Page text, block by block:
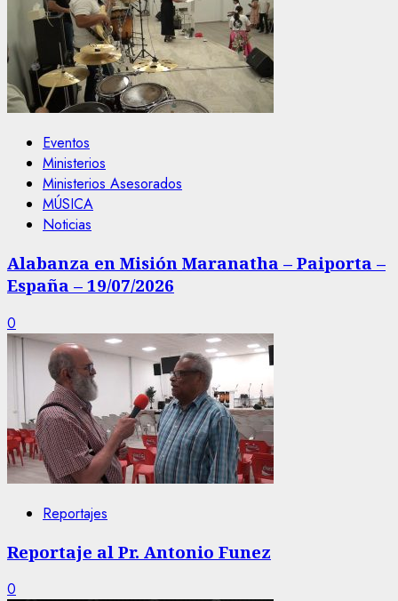
Eventos
Ministerios
Ministerios Asesorados
MÚSICA
Noticias
Alabanza en Misión Maranatha – Paiporta –
España – 19/07/2026
0
Reportajes
Reportaje al Pr. Antonio Funez
0